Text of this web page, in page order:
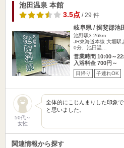
池田温泉 本館
3.5点/ 29 件
岐阜県 / 揖斐郡池
池野駅3.26km
JR東海道本線 大垣駅
0分、池田温…
営業時間 10:00～
入浴料金 700円～
日帰り 子連れOK
50代～
女性
全体的にこじんまりした印象
と思いました。
関連情報から探す